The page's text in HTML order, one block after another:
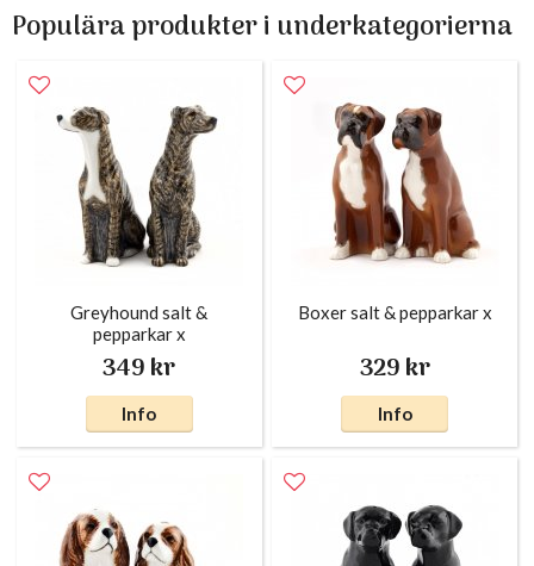
Populära produkter i underkategorierna
Greyhound salt &
pepparkar x
349 kr
Info
Boxer salt & pepparkar x
329 kr
Info